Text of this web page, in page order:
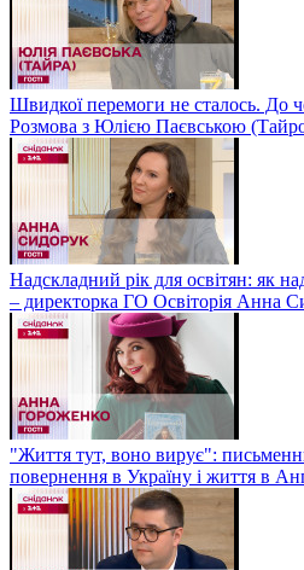
Швидкої перемоги не сталось. До
Розмова з Юлією Паєвською
Надскладний рік для освітян: як
– директорка ГО Освіторія Анна
"Життя тут, воно вирує":
повернення в Україну і життя в